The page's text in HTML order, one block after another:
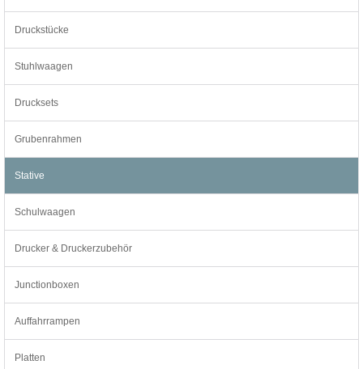
Druckstücke
Stuhlwaagen
Drucksets
Grubenrahmen
Stative
Schulwaagen
Drucker & Druckerzubehör
Junctionboxen
Auffahrrampen
Platten